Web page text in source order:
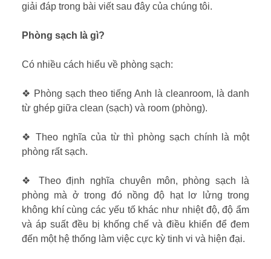
giải đáp trong bài viết sau đây của chúng tôi.
Phòng sạch là gì?
Có nhiều cách hiểu về phòng sạch:
❖ Phòng sạch theo tiếng Anh là cleanroom, là danh
từ ghép giữa clean (sạch) và room (phòng).
❖ Theo nghĩa của từ thì phòng sạch chính là một
phòng rất sạch.
❖ Theo định nghĩa chuyên môn, phòng sạch là
phòng mà ở trong đó nồng độ hạt lơ lửng trong
không khí cùng các yếu tố khác như nhiệt độ, độ ẩm
và áp suất đều bị khống chế và điều khiển để đem
đến một hệ thống làm việc cực kỳ tinh vi và hiện đại.